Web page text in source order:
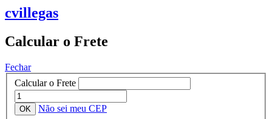
cvillegas
Calcular o Frete
Fechar
Calcular o Frete
Não sei meu CEP